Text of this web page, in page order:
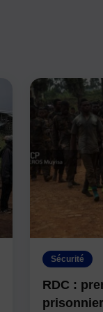
Sécurité
RDC :